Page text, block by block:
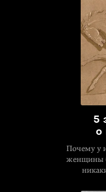
5
о
Почему у
женщины